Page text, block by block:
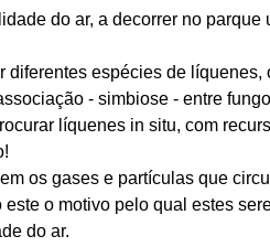
do ar, a decorrer no parque
espécies de líquenes,
- simbiose - entre
líquenes in situ, com
os gases e partículas que
o motivo pelo qual estes
do ar.